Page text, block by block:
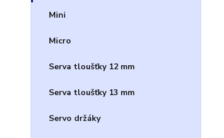
Mini
Micro
Serva tloušťky 12 mm
Serva tloušťky 13 mm
Servo držáky